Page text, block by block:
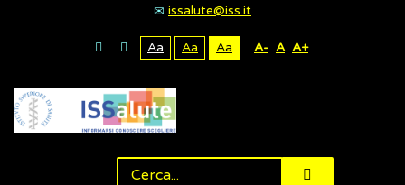
issalute@iss.it
Aa Aa Aa A- A A+